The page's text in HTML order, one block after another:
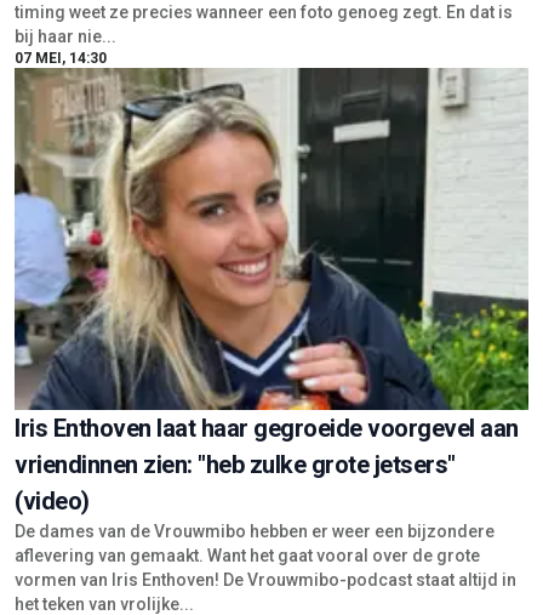
timing weet ze precies wanneer een foto genoeg zegt. En dat is
bij haar nie...
07 MEI, 14:30
Iris Enthoven laat haar gegroeide voorgevel aan
vriendinnen zien: "heb zulke grote jetsers"
(video)
De dames van de Vrouwmibo hebben er weer een bijzondere
aflevering van gemaakt. Want het gaat vooral over de grote
vormen van Iris Enthoven! De Vrouwmibo-podcast staat altijd in
het teken van vrolijke...